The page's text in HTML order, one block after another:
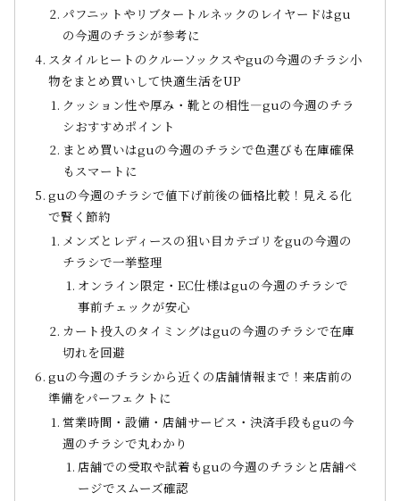
パフニットやリブタートルネックのレイヤードはgu
の今週のチラシが参考に
スタイルヒートのクルーソックスやguの今週のチラシ小
物をまとめ買いして快適生活をUP
クッション性や厚み・靴との相性—guの今週のチラ
シおすすめポイント
まとめ買いはguの今週のチラシで色選びも在庫確保
もスマートに
guの今週のチラシで値下げ前後の価格比較！見える化
で賢く節約
メンズとレディースの狙い目カテゴリをguの今週の
チラシで一挙整理
オンライン限定・EC仕様はguの今週のチラシで
事前チェックが安心
カート投入のタイミングはguの今週のチラシで在庫
切れを回避
guの今週のチラシから近くの店舗情報まで！来店前の
準備をパーフェクトに
営業時間・設備・店舗サービス・決済手段もguの今
週のチラシで丸わかり
店舗での受取や試着もguの今週のチラシと店舗ペ
ージでスムーズ確認